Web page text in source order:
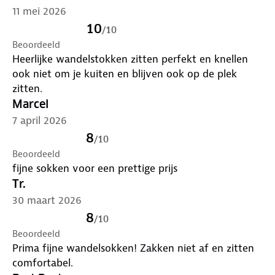
11 mei 2026
10/10
Beoordeeld
Heerlijke wandelstokken zitten perfekt en knellen
ook niet om je kuiten en blijven ook op de plek
zitten.
Marcel
7 april 2026
8/10
Beoordeeld
fijne sokken voor een prettige prijs
Tr.
30 maart 2026
8/10
Beoordeeld
Prima fijne wandelsokken! Zakken niet af en zitten
comfortabel.